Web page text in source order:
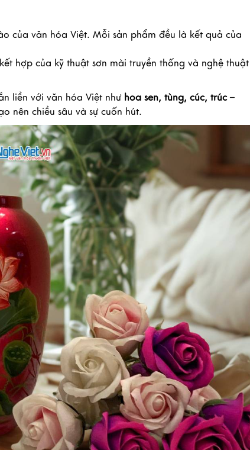
của văn hóa Việt. Mỗi sản phẩm đều là kết quả của
hợp của kỹ thuật sơn mài truyền thống và nghệ thuật
liền với văn hóa Việt như hoa sen, tùng, cúc, trúc–
nên chiều sâu và sự cuốn hút.